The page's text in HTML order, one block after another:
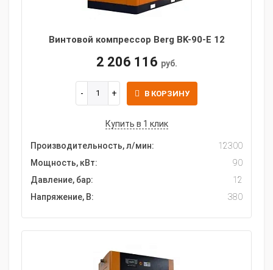
Винтовой компрессор Berg BK-90-E 12
2 206 116 руб.
В КОРЗИНУ
Купить в 1 клик
Производительность, л/мин:
12300
Мощность, кВт:
90
Давление, бар:
12
Напряжение, В:
380